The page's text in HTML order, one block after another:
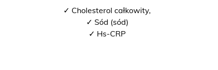
✓ Cholesterol całkowity,
✓ Sód (sód)
✓ Hs-CRP